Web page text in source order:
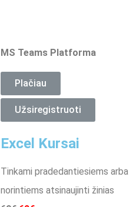
MS Teams Platforma
Plačiau
Užsiregistruoti
Excel Kursai
Tinkami pradedantiesiems arba
norintiems atsinaujinti žinias